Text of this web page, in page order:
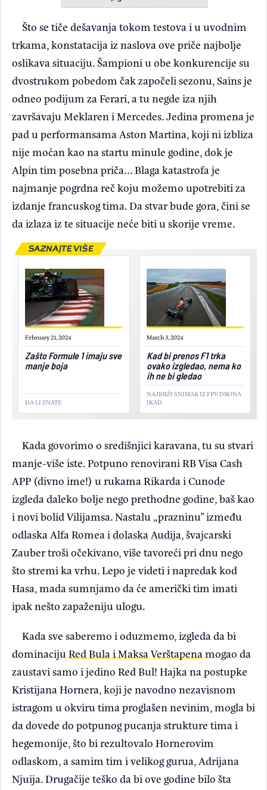
Što se tiče dešavanja tokom testova i u uvodnim
trkama, konstatacija iz naslova ove priče najbolje
oslikava situaciju. Šampioni u obe konkurencije su
dvostrukom pobedom čak započeli sezonu, Sains je
odneo podijum za Ferari, a tu negde iza njih
završavaju Meklaren i Mercedes. Jedina promena je
pad u performansama Aston Martina, koji ni izbliza
nije moćan kao na startu minule godine, dok je
Alpin tim posebna priča... Blaga katastrofa je
najmanje pogrdna reč koju možemo upotrebiti za
izdanje francuskog tima. Da stvar bude gora, čini se
da izlaza iz te situacije neće biti u skorije vreme.
February 21, 2024
Zašto Formule 1 imaju sve
manje boja
DA LI ZNATE
March 3, 2024
Kad bi prenos F1 trka
ovako izgledao, nema ko
ih ne bi gledao
NAJBRŽI SNIMAK IZ FPV DRONA
IKAD
SAZNAJTE VIŠE
Kada govorimo o središnjici karavana, tu su stvari
manje-više iste. Potpuno renovirani RB Visa Cash
APP (divno ime!) u rukama Rikarda i Cunode
izgleda daleko bolje nego prethodne godine, baš kao
i novi bolid Vilijamsa. Nastalu „prazninu” između
odlaska Alfa Romea idolaska Audija, švajcarski
Zauber troši očekivano, više tavoreći pri dnu nego
što stremi ka vrhu. Lepo je videti i napredak kod
Hasa, mada sumnjamo da će američki tim imati
ipak nešto zapaženiju ulogu.
Kada sve saberemo i oduzmemo, izgleda da bi
dominacijuRed Bula i Maksa Verštapenamogao da
zaustavi samo i jedino Red Bul! Hajka na postupke
Kristijana Hornera, koji je navodno nezavisnom
istragom u okviru tima proglašen nevinim, mogla bi
da dovede do potpunog pucanja strukture tima i
hegemonije, što bi rezultovalo Hornerovim
odlaskom, a samim tim i velikog gurua, Adrijana
Njuija. Drugačije teško da bi ove godine bilo šta